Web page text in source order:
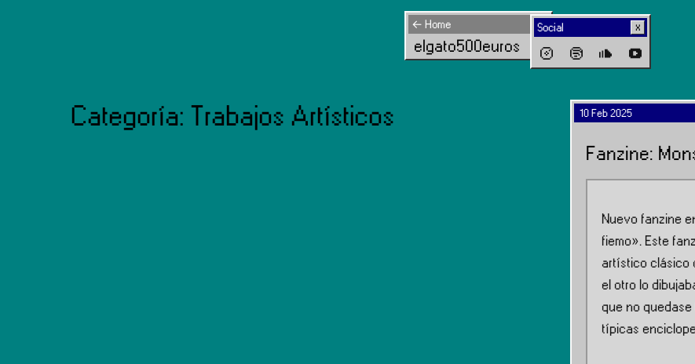
← Home
elgato500euros
Social
Categoría: Trabajos Artísticos 10 Feb 2025
Fanzine:
Nuevo fanzine
fiemo». Este
artístico clásico
el otro lo
que no
típicas